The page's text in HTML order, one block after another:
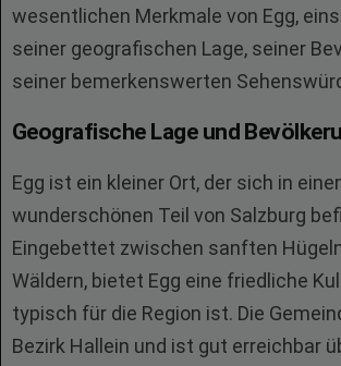
wesentlichen Merkmale von Egg,
seiner geografischen Lage, seiner
seiner bemerkenswerten
Geografische Lage und
Egg ist ein kleiner Ort, der sich in
wunderschönen Teil von Salzburg
Eingebettet zwischen sanften
Wäldern, bietet Egg eine friedliche
typisch für die Region ist. Die
Bezirk Hallein und ist gut erreichbar